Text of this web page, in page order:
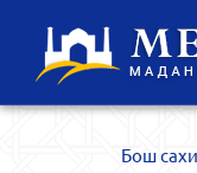
Бош